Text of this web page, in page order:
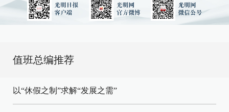
值班总编推荐
以“休假之制”求解“发展之需”